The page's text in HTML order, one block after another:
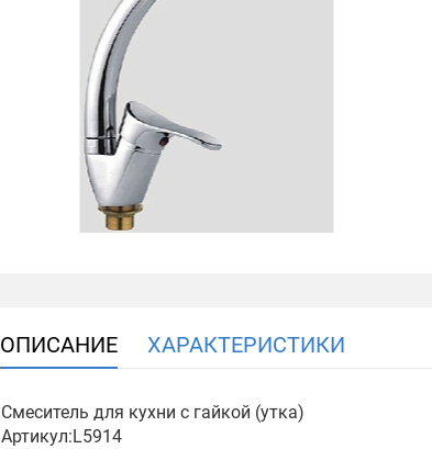
ОПИСАНИЕ ХАРАКТЕРИСТИКИ
Смеситель для кухни с гайкой (утка)
Артикул:L5914